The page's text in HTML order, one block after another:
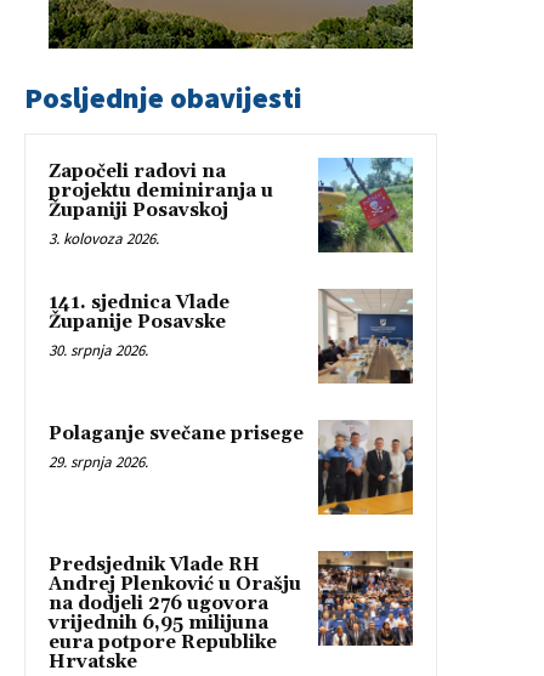
Posljednje obavijesti
Započeli radovi na
projektu deminiranja u
Županiji Posavskoj
3. kolovoza 2026.
141. sjednica Vlade
Županije Posavske
30. srpnja 2026.
Polaganje svečane prisege
29. srpnja 2026.
Predsjednik Vlade RH
Andrej Plenković u Orašju
na dodjeli 276 ugovora
vrijednih 6,95 milijuna
eura potpore Republike
Hrvatske